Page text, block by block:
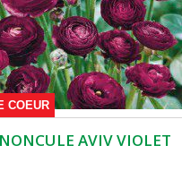
COEUR
AVIV VIOLET